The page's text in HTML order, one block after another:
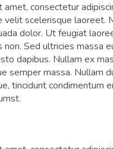
consectetur
velit scelerisque laoreet.
dolor. Ut feugiat
Sed ultricies massa
dapibus. Nullam ex
semper massa. Nullam
tincidunt condimentum